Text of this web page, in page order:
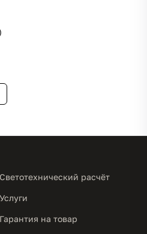
Светотехнический расчёт
Услуги
Гарантия на товар